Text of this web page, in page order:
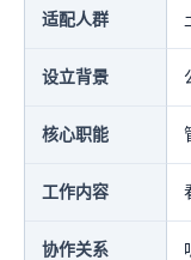
适配人群
设立背景
核心职能
工作内容
协作关系